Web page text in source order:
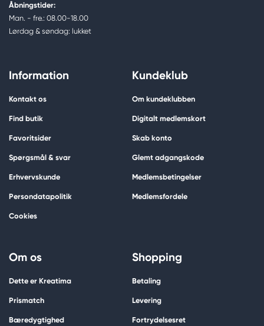
Åbningstider:
Man. - fre.: 08.00-18.00
Lørdag & søndag: lukket
Information
Kontakt os
Find butik
Favoritsider
Spørgsmål & svar
Erhvervskunde
Persondatapolitik
Cookies
Kundeklub
Om kundeklubben
Digitalt medlemskort
Skab konto
Glemt adgangskode
Medlemsbetingelser
Medlemsfordele
Om os
Dette er Kreatima
Prismatch
Bæredygtighed
Shopping
Betaling
Levering
Fortrydelsesret